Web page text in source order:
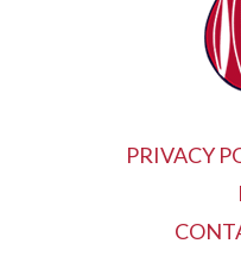
PRIVACY